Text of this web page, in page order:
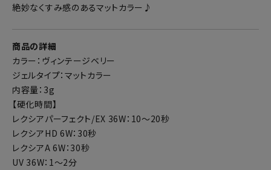
絶妙なくすみ感のあるマットカラー♪
商品の詳細
カラー：ヴィンテージベリー
ジェルタイプ：マットカラー
内容量：3g
【硬化時間】
レクシアパーフェクト/EX 36W：10～20秒
レクシアHD 6W：30秒
レクシアA 6W：30秒
UV 36W：1～2分